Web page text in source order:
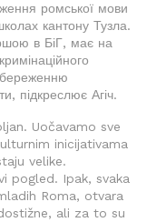
ромської мови
кантону Тузла.
в БіГ, має на
підкреслює Агіч.
Uočavamo sve
inicijativama
velike.
pogled. Ipak, svaka
Roma, otvara
ali za to su